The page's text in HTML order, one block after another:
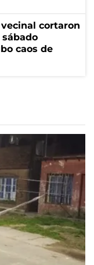
cortaron
caos de